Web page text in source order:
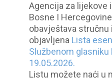
Agencija za lijekove
Bosne I
obavještava stručnu
objavljena Lista
Službenom glasniku
19.05.2026.
Listu možete naći u